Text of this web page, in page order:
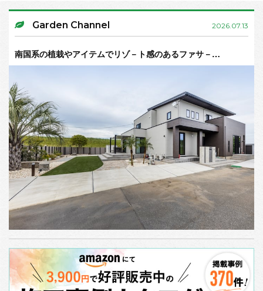
Garden Channel 2026.07.13
南国系の植栽やアイテムでリゾ－ト感のあるファサ－…